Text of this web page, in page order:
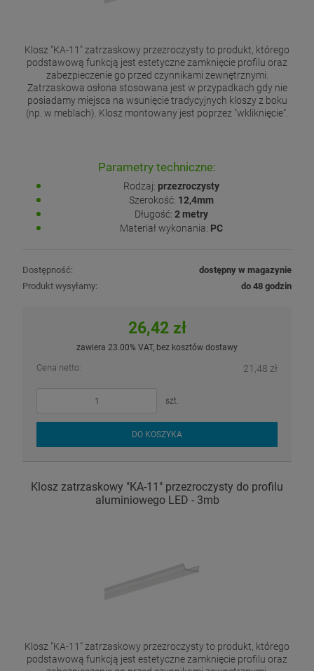
Klosz "KA-11" zatrzaskowy przezroczysty to produkt, którego
podstawową funkcją jest estetyczne zamknięcie profilu oraz
zabezpieczenie go przed czynnikami zewnętrznymi.
Zatrzaskowa osłona stosowana jest w przypadkach gdy nie
posiadamy miejsca na wsunięcie tradycyjnych kloszy z boku
(np. w meblach). Klosz montowany jest poprzez "wkliknięcie".
Parametry techniczne:
Rodzaj: przezroczysty
Szerokość: 12,4mm
Długość: 2 metry
Materiał wykonania: PC
Dostępność:
dostępny w magazynie
Produkt wysyłamy:
do 48 godzin
26,42 zł
zawiera 23.00% VAT, bez kosztów dostawy
Cena netto: 21,48 zł
szt.
DO KOSZYKA
Klosz zatrzaskowy "KA-11" przezroczysty do profilu
aluminiowego LED - 3mb
Klosz "KA-11" zatrzaskowy przezroczysty to produkt, którego
podstawową funkcją jest estetyczne zamknięcie profilu oraz